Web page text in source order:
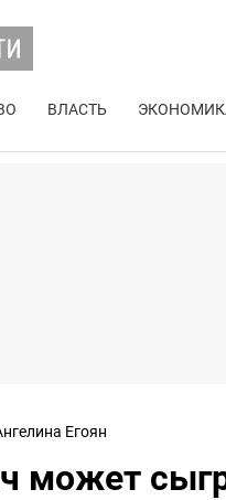
ВЛАСТЬ
Егоян
может